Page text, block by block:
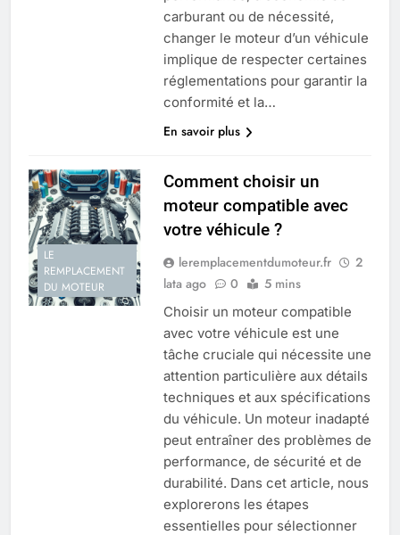
carburant ou de nécessité,
changer le moteur d’un véhicule
implique de respecter certaines
réglementations pour garantir la
conformité et la…
En savoir plus
LE
REMPLACEMENT
DU MOTEUR
Comment choisir un
moteur compatible avec
votre véhicule ?
leremplacementdumoteur.fr
2
lata ago
0 5 mins
Choisir un moteur compatible
avec votre véhicule est une
tâche cruciale qui nécessite une
attention particulière aux détails
techniques et aux spécifications
du véhicule. Un moteur inadapté
peut entraîner des problèmes de
performance, de sécurité et de
durabilité. Dans cet article, nous
explorerons les étapes
essentielles pour sélectionner